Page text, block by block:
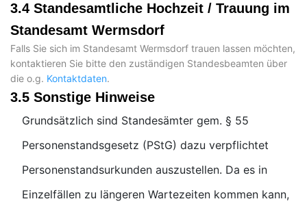
3.4 Standesamtliche Hochzeit / Trauung im
Standesamt Wermsdorf
Falls Sie sich im Standesamt Wermsdorf trauen lassen möchten,
kontaktieren Sie bitte den zuständigen Standesbeamten über
die o.g. Kontaktdaten.
3.5 Sonstige Hinweise
Grundsätzlich sind Standesämter gem. § 55
Personenstandsgesetz (PStG) dazu verpflichtet
Personenstandsurkunden auszustellen. Da es in
Einzelfällen zu längeren Wartezeiten kommen kann,